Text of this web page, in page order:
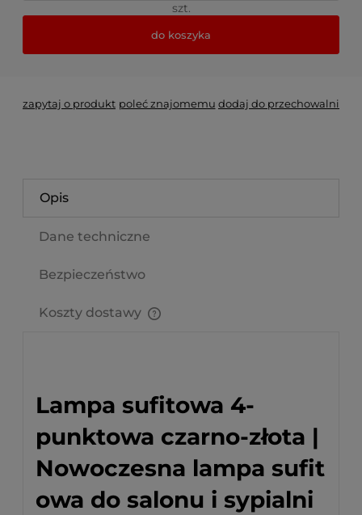
szt.
do koszyka
zapytaj o produkt poleć znajomemu dodaj do przechowalni
Opis
Dane techniczne
Bezpieczeństwo
Koszty dostawy
Lampa sufitowa 4-
punktowa czarno-złota |
Nowoczesna lampa sufit
owa do salonu i sypialni